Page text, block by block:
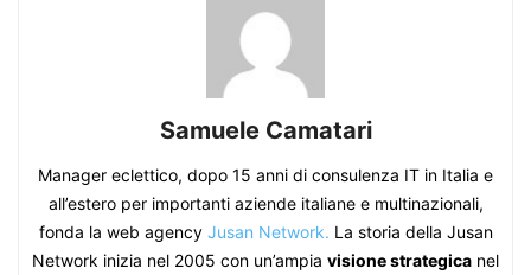
Samuele Camatari
Manager eclettico, dopo 15 anni di consulenza IT in Italia e
all’estero per importanti aziende italiane e multinazionali,
fonda la web agency Jusan Network. La storia della Jusan
Network inizia nel 2005 con un’ampia visione strategica nel